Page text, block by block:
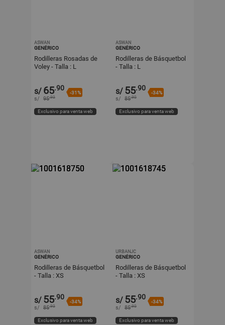
ASWAN
GENÉRICO
Rodilleras Rosadas de
Voley - Talla : L
s/ 65.90
-31%
s/ 95.90
Exclusivo para venta web
ASWAN
GENÉRICO
Rodilleras de Básquetbol
- Talla : L
s/ 55.90
-34%
s/ 85.90
Exclusivo para venta web
ASWAN
GENÉRICO
Rodilleras de Básquetbol
- Talla : XS
s/ 55.90
-34%
s/ 85.90
Exclusivo para venta web
URBANJC
GENÉRICO
Rodilleras de Básquetbol
- Talla : XS
s/ 55.90
-34%
s/ 85.90
Exclusivo para venta web